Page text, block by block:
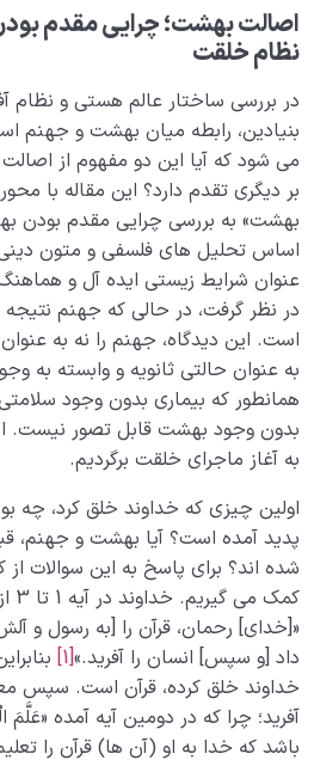
قضا و قدر و اختیار
ابتلاء و امتحان در زندگی
شیطان دشمن آشکار
بیماری‌های پنهان روح
شناخت بهشت و جهنم
مفهوم قرار مکین یا جایگاه امن
مادی و معنوی انسان دارد؟
نگاهی به پاداش مومنین؛ آیا بهشت
بهشت ظهور نفس، آیا ما به مکانی
وارد می شویم؟
آیا توصیف بهشت امکان‌پذیر است؟
جوی شراب را مثال زده؟
بررسی قدمت بهشت از منظر عقل و
از دنیا وجود داشته است؟
درهای بهشت چند تاست و هر یک
کسانی است؟
وسعت بهشت فرصت یا تهدید؛ چگونه
اصالت بهشت؛ چرایی مقدم
نظام خلقت
در بررسی ساختار عالم هستی و نظام
بنیادین، رابطه میان بهشت و جهنم
می شود که آیا این دو مفهوم از اصالت
بر دیگری تقدم دارد؟ این مقاله با
بهشت» به بررسی چرایی مقدم بودن
اساس تحلیل های فلسفی و متون
عنوان شرایط زیستی ایده آل و
در نظر گرفت، در حالی که جهنم
است. این دیدگاه، جهنم را نه به
به عنوان حالتی ثانویه و وابسته به
همانطور که بیماری بدون وجود
بدون وجود بهشت قابل تصور نیست.
به آغاز ماجرای خلقت برگردیم.
اولین چیزی که خداوند خلق کرد، چه
پدید آمده است؟ آیا بهشت و جهنم،
شده اند؟ برای پاسخ به این سوالات از
«[خدای] رحمان، قرآن را [به رسول و
داد [و سپس] انسان را آفرید.»[1]
خداوند خلق کرده، قرآن است. سپس
آفرید؛ چرا که در دومین آیه آمده «عَلَّمَ
باشد که خدا به او (آن ها) قرآن را